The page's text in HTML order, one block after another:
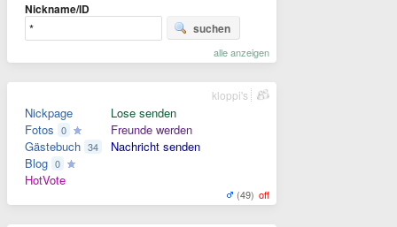
Nickname/ID
suchen
alle anzeigen
Nickpage
Fotos 0
Gästebuch 34
Blog 0
HotVote
Lose senden
Freunde werden
Nachricht senden
(49) off
kloppi's